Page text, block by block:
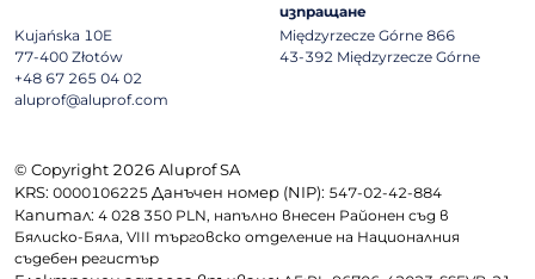
Kujańska 10E
77-400 Złotów
+48 67 265 04 02
aluprof@aluprof.com
изпращане
Międzyrzecze Górne 866
43-392 Międzyrzecze Górne
© Copyright 2026 Aluprof SA
KRS: 0000106225 Данъчен номер (NIP): 547-02-42-884
Капитал: 4 028 350 PLN, напълно внесен Районен съд в
Бялиско-Бяла, VIII търговско отделение на Националния
съдебен регистър